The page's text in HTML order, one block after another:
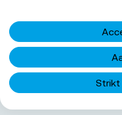
Kies klassiekers of
Neem tijd voor
een warm bad, ga
even helemaal niets.
Strikt